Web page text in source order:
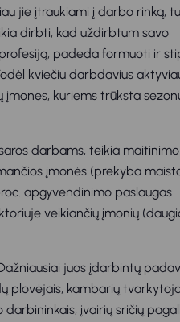
jie įtraukiami į darbo rinką,
dirbti, kad uždirbtum savo
padeda formuoti ir
kviečiu darbdavius
kuriems trūksta
darbams, teikia maitinimo
įmonės (prekyba
apgyvendinimo paslaugas
veikiančių įmonių
juos įdarbintų
plovėjais, kambarių
darbininkais, įvairių sričių